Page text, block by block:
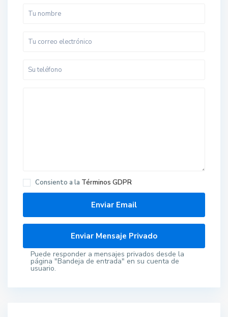
Consiento a la Términos GDPR
Puede responder a mensajes privados desde la
página "Bandeja de entrada" en su cuenta de
usuario.